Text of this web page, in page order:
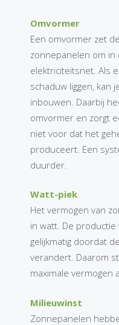
Omvormer
Een omvormer zet
zonnepanelen om
elektriciteitsnet. Als
schaduw liggen, kan
inbouwen. Daarbij
omvormer en zorgt
niet voor dat het
produceert. Een
duurder.
Watt-piek
Het vermogen van
in watt. De
gelijkmatig doordat
verandert. Daarom
maximale vermogen
Milieuwinst
Zonnepanelen